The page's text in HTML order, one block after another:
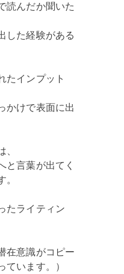
読んだか聞いた
した経験がある
たインプット
かけで表面に出
、
と言葉が出てく
。
たライティン
在意識がコピー
ています。）